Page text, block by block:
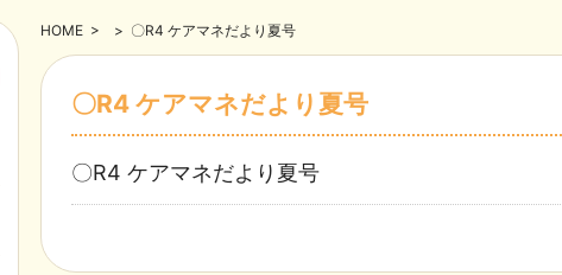
HOME > > 〇R4 ケアマネだより夏号
〇R4 ケアマネだより夏号
〇R4 ケアマネだより夏号